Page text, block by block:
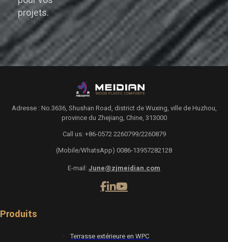
projets.
Adresse : No.3636, Shushan Road, district de Wuxing, ville de Huzhou,
province du Zhejiang, Chine, 313000
Call us: +86-0572 2260799/2260879
(Mobile/WhatsApp) 0086-13957282128
E-mail: June@zjmeidian.com
Produits
Terrasse extérieure en WPC